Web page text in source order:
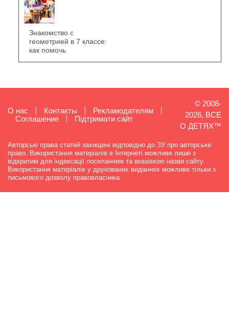
Знакомство с
геометрией в 7 классе:
как помочь
О нас Контакты
Рекламодателям
Cоглашение
Підтримати сайт
© 2008-
2026, ВСЕ
О ДЕТЯХ™
Авторські права статей захищені відповідно до ЗУ про авторське
право. Використання матеріалів в Інтернеті можливе лише з
відкритим для індексації посиланням та вказівкою назви сайту.
Використання матеріалів у друкованих виданнях можливе тільки з
письмового дозволу правовласника.